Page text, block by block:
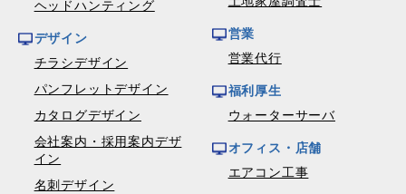
ヘッドハンティング
デザイン
チラシデザイン
パンフレットデザイン
カタログデザイン
会社案内・採用案内デザ
イン
名刺デザイン
営業
営業代行
福利厚生
ウォーターサーバ
オフィス・店舗
エアコン工事